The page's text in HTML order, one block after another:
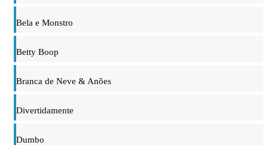
Bela e Monstro
Betty Boop
Branca de Neve & Anões
Divertidamente
Dumbo